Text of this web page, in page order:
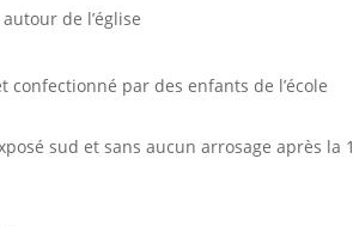
de l’église
confectionné par des enfants de l’école
sud et sans aucun arrosage après la 1